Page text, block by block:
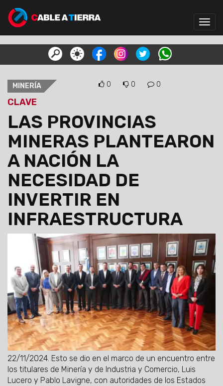
MINERÍA 0 0 0
CLAVE
LAS PROVINCIAS
MINERAS PLANTEARON
A NACIÓN LA
NECESIDAD DE
INVERTIR EN
INFRAESTRUCTURA
22/11/2024. Esto se dio en el marco de un encuentro entre
los titulares de Minería y de Industria y Comercio, Luis
Lucero y Pablo Lavigne, con autoridades de los Estados